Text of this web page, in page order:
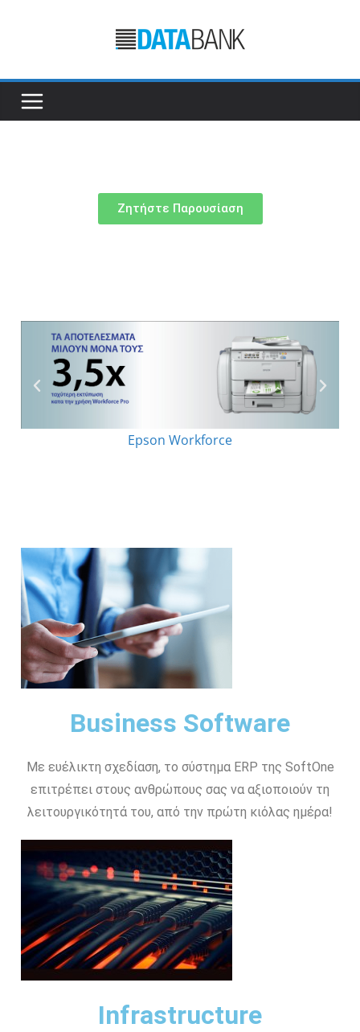
Ζητήστε Παρουσίαση
Epson Workforce
Business Software
Με ευέλικτη σχεδίαση, το σύστημα ERP της SoftOne
επιτρέπει στους ανθρώπους σας να αξιοποιούν τη
λειτουργικότητά του, από την πρώτη κιόλας ημέρα!
Infrastructure